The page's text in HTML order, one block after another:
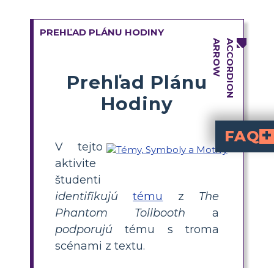
PREHĽAD PLÁNU HODINY
Prehľad Plánu
Hodiny
V tejto
aktivite
študenti
identifikujú
tému z The
Phantom Tollbooth a
podporujú tému s troma
scénami z textu.
FAQ